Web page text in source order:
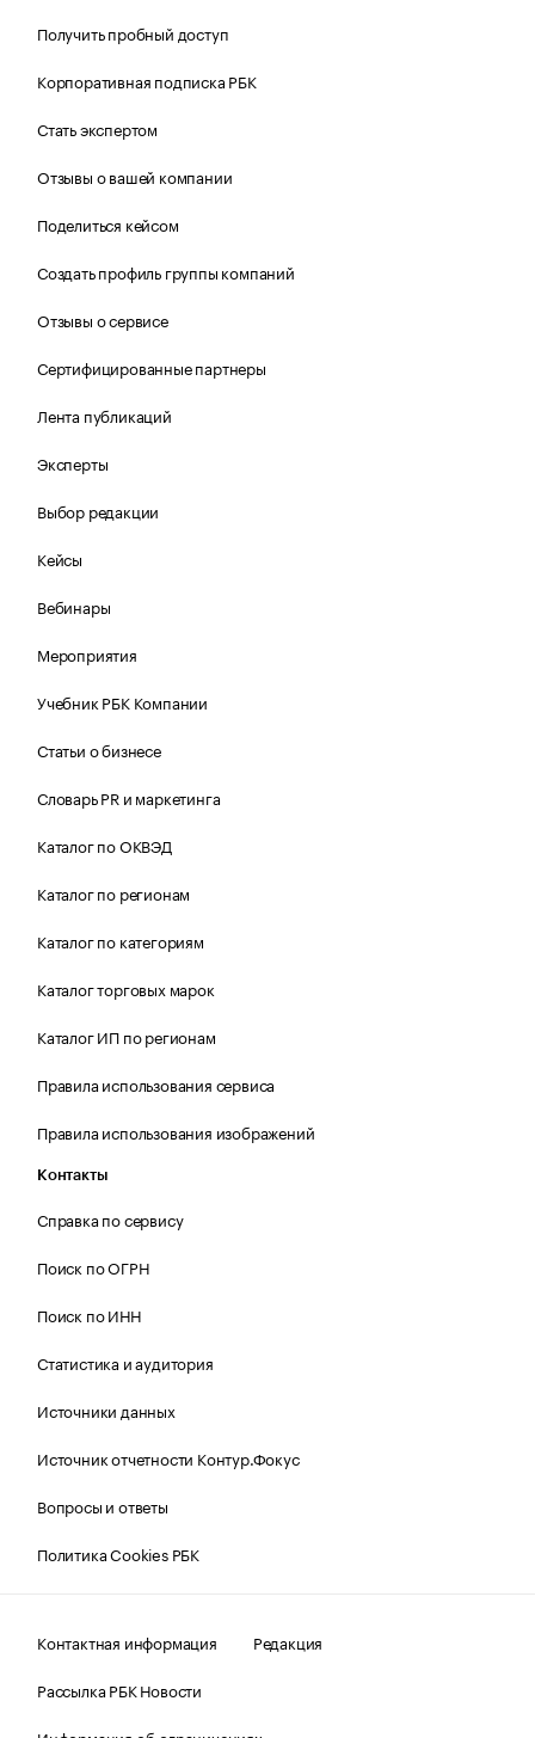
Получить пробный доступ
Корпоративная подписка РБК
Стать экспертом
Отзывы о вашей компании
Поделиться кейсом
Создать профиль группы компаний
Отзывы о сервисе
Сертифицированные партнеры
Лента публикаций
Эксперты
Выбор редакции
Кейсы
Вебинары
Мероприятия
Учебник РБК Компании
Статьи о бизнесе
Словарь PR и маркетинга
Каталог по ОКВЭД
Каталог по регионам
Каталог по категориям
Каталог торговых марок
Каталог ИП по регионам
Правила использования сервиса
Правила использования изображений
Контакты
Справка по сервису
Поиск по ОГРН
Поиск по ИНН
Статистика и аудитория
Источники данных
Источник отчетности Контур.Фокус
Вопросы и ответы
Политика Cookies РБК
Контактная информация
Редакция
Рассылка РБК Новости